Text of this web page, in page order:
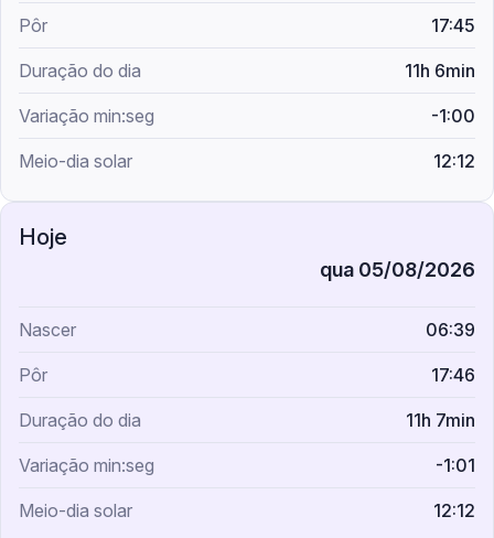
17:45
11h 6min
-1:00
12:12
qua 05/08/2026
06:39
17:46
11h 7min
-1:01
12:12